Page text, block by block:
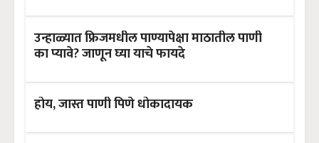
उन्हाळ्यात फ्रिजमधील पाण्यापेक्षा माठातील पाणी
का प्यावे? जाणून घ्या याचे फायदे
होय, जास्त पाणी पिणे धोकादायक